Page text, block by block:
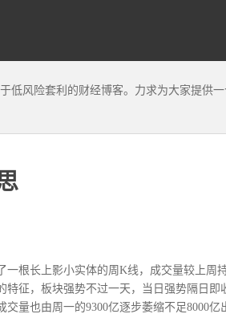
低风险套利的财经博客。力求为大家提供
一根长上影小实体的周K线，成交量较上周
特征，板块强势不过一天，当日强势隔日即
量也由周一的9300亿逐步萎缩不足8000亿